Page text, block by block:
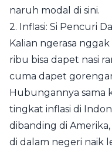
naruh modal di sini.
2. Inflasi: Si Pencuri
Kalian ngerasa
ribu bisa dapet nasi
cuma dapet
Hubungannya sama
tingkat inflasi di
dibanding di
di dalam negeri naik